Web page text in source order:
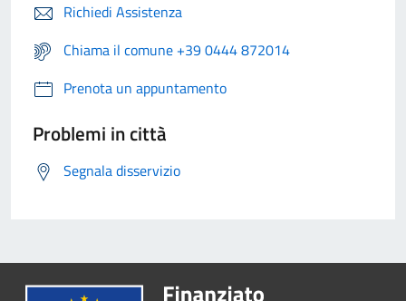
Richiedi Assistenza
Chiama il comune +39 0444 872014
Prenota un appuntamento
Problemi in città
Segnala disservizio